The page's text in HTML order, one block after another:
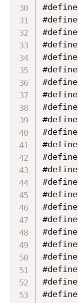
#define
#define
#define
#define
#define
#define
#define
#define
#define
#define
#define
#define
#define
#define
#define
#define
#define
#define
#define
#define
#define
#define
#define
#define